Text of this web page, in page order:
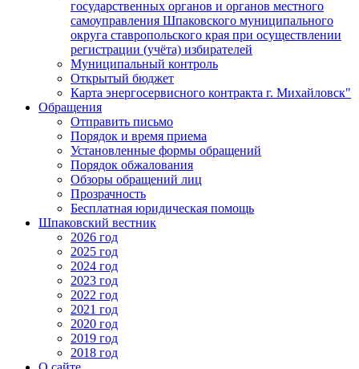
государственных органов и органов местного
самоуправления Шпаковского муниципального
округа ставропольского края при осуществлении
регистрации (учёта) избирателей
Муниципальный контроль
Открытый бюджет
Карта энергосервисного контракта г. Михайловск"
Обращения
Отправить письмо
Порядок и время приема
Установленные формы обращений
Порядок обжалования
Обзоры обращений лиц
Прозрачность
Бесплатная юридическая помощь
Шпаковский вестник
2026 год
2025 год
2024 год
2023 год
2022 год
2021 год
2020 год
2019 год
2018 год